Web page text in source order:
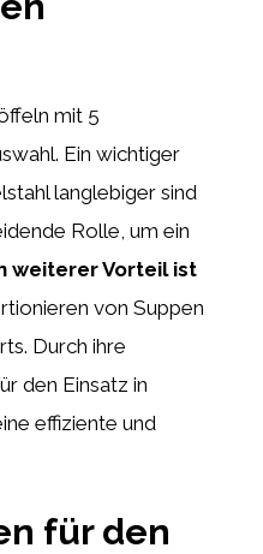
mit 5
Ein wichtiger
langlebiger sind
Rolle, um ein
weiterer Vorteil ist
von Suppen
Durch ihre
den Einsatz in
effiziente und
für den